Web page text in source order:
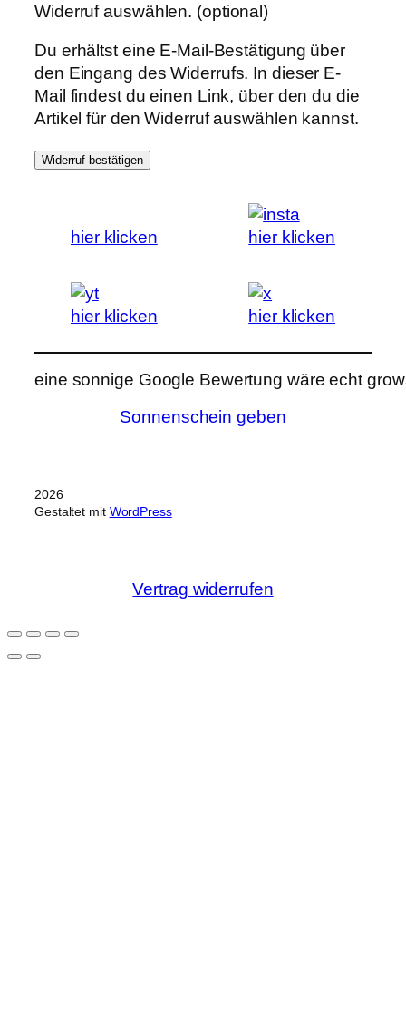
Widerruf auswählen. (optional)
Du erhältst eine E-Mail-Bestätigung über
den Eingang des Widerrufs. In dieser E-
Mail findest du einen Link, über den du die
Artikel für den Widerruf auswählen kannst.
Widerruf bestätigen
hier klicken hier klicken
hier klicken hier klicken
eine sonnige Google Bewertung wäre echt
Sonnenschein geben
2026
Gestaltet mit WordPress
Vertrag widerrufen